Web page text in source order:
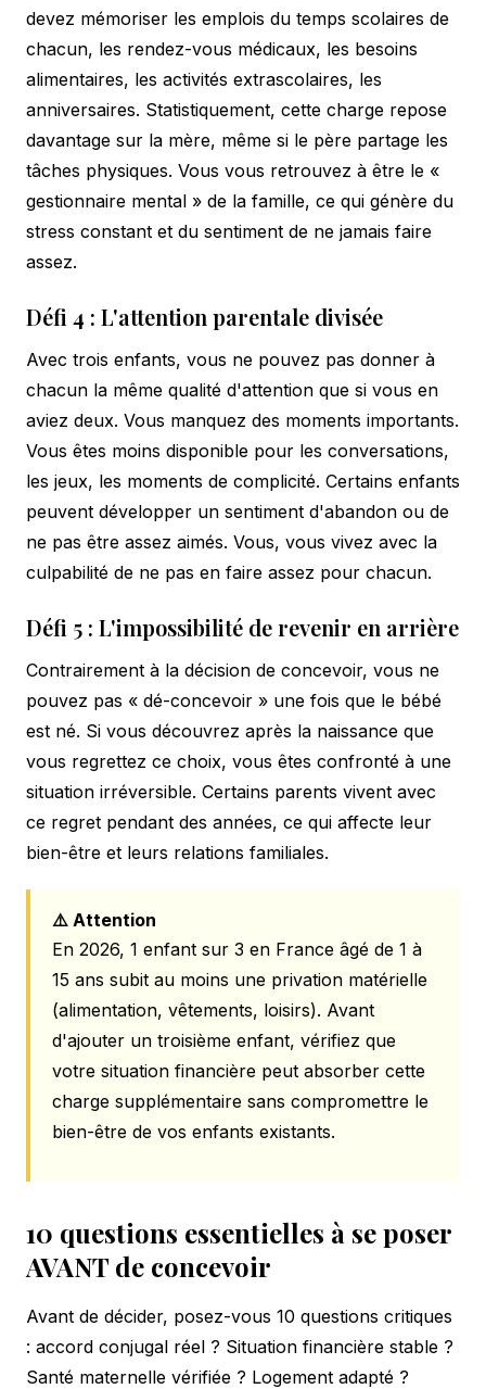
devez mémoriser les emplois du temps scolaires de
chacun, les rendez-vous médicaux, les besoins
alimentaires, les activités extrascolaires, les
anniversaires. Statistiquement, cette charge repose
davantage sur la mère, même si le père partage les
tâches physiques. Vous vous retrouvez à être le «
gestionnaire mental » de la famille, ce qui génère du
stress constant et du sentiment de ne jamais faire
assez.
Défi 4 : L'attention parentale divisée
Avec trois enfants, vous ne pouvez pas donner à
chacun la même qualité d'attention que si vous en
aviez deux. Vous manquez des moments importants.
Vous êtes moins disponible pour les conversations,
les jeux, les moments de complicité. Certains enfants
peuvent développer un sentiment d'abandon ou de
ne pas être assez aimés. Vous, vous vivez avec la
culpabilité de ne pas en faire assez pour chacun.
Défi 5 : L'impossibilité de revenir en arrière
Contrairement à la décision de concevoir, vous ne
pouvez pas « dé-concevoir » une fois que le bébé
est né. Si vous découvrez après la naissance que
vous regrettez ce choix, vous êtes confronté à une
situation irréversible. Certains parents vivent avec
ce regret pendant des années, ce qui affecte leur
bien-être et leurs relations familiales.
⚠️ Attention
En 2026, 1 enfant sur 3 en France âgé de 1 à
15 ans subit au moins une privation matérielle
(alimentation, vêtements, loisirs). Avant
d'ajouter un troisième enfant, vérifiez que
votre situation financière peut absorber cette
charge supplémentaire sans compromettre le
bien-être de vos enfants existants.
10 questions essentielles à se poser
AVANT de concevoir
Avant de décider, posez-vous 10 questions critiques
: accord conjugal réel ? Situation financière stable ?
Santé maternelle vérifiée ? Logement adapté ?